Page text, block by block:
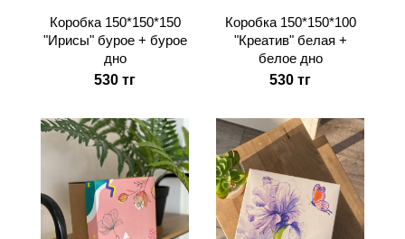
Коробка 150*150*150
"Ирисы" бурое + бурое
дно
530 тг
Коробка 150*150*100
"Креатив" белая +
белое дно
530 тг